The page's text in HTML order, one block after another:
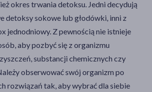
okres trwania detoksu. Jedni decydują
detoksy sokowe lub głodówki, inni z
jednodniowy. Z pewnością nie istnieje
aby pozbyć się z organizmu
substancji chemicznych czy
obserwować swój organizm po
rozwiązań tak, aby wybrać dla siebie